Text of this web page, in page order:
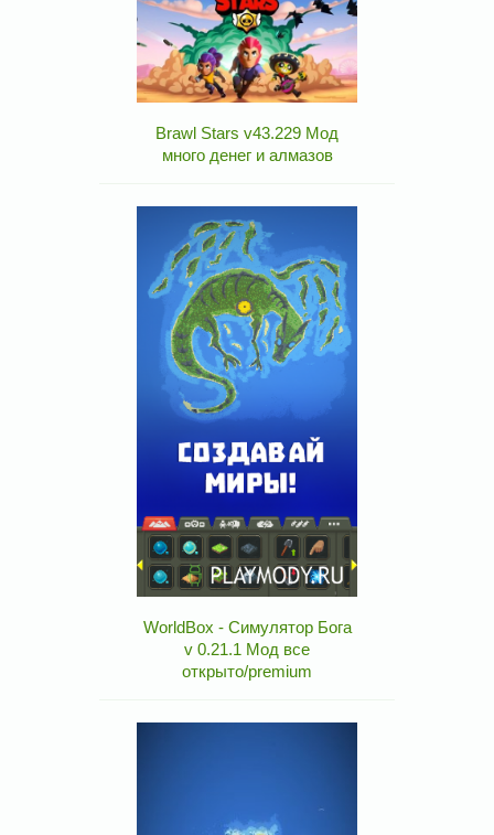
Brawl Stars v43.229 Мод
много денег и алмазов
WorldBox - Симулятор Бога
v 0.21.1 Мод все
открыто/premium